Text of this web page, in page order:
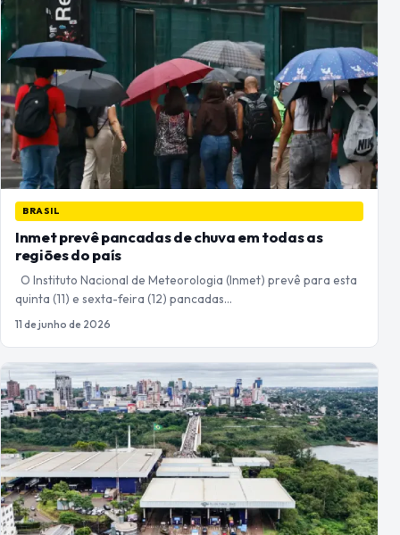
BRASIL
Inmet prevê pancadas de chuva em todas as
regiões do país
O Instituto Nacional de Meteorologia (Inmet) prevê para esta
quinta (11) e sexta-feira (12) pancadas…
11 de junho de 2026